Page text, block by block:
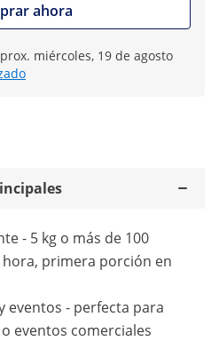
ahora
miércoles, 19 de agosto
- 5 kg o más de 100
primera porción en
eventos - perfecta para
eventos comerciales